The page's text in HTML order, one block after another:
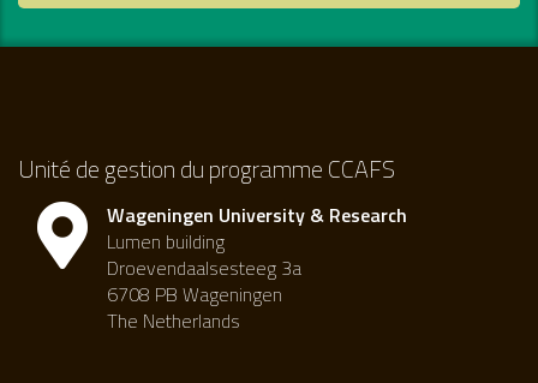
Unité de gestion du programme CCAFS
Wageningen University & Research
Lumen building
Droevendaalsesteeg 3a
6708 PB Wageningen
The Netherlands